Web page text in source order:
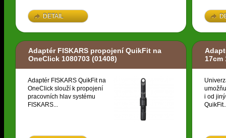
DETAIL
Adaptér FISKARS propojení QuikFit na
OneClick 1080703 (01408)
Adaptér FISKARS QuikFit na
OneClick slouží k propojení
pracovních hlav systému
FISKARS...
17cm
i od